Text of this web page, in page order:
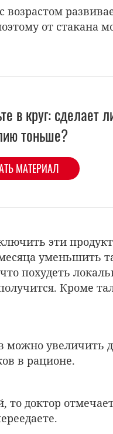
от стакана
в круг: сделает
тоньше?
МАТЕРИАЛ
эти
уменьшить
похудеть
Кроме
можно увеличить
в рационе.
то доктор